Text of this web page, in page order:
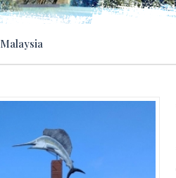
Malaysia